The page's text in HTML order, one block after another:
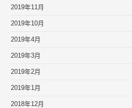
2019年11月
2019年10月
2019年4月
2019年3月
2019年2月
2019年1月
2018年12月